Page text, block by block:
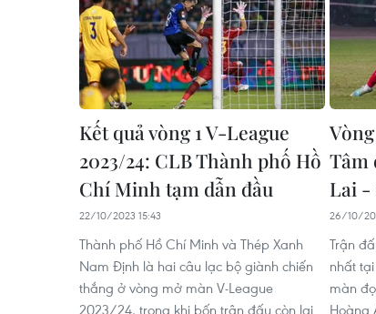
Kết quả vòng 1 V-League
2023/24: CLB Thành phố Hồ
Chí Minh tạm dẫn đầu
22/10/2023 15:43
Thành phố Hồ Chí Minh và Thép Xanh
Nam Định là hai câu lạc bộ giành chiến
thắng ở vòng mở màn V-League
2023/24, trong khi bốn trận đấu còn lại
Tâm
Lai -
26/10/
Trận
nhất
màn
Hoàng